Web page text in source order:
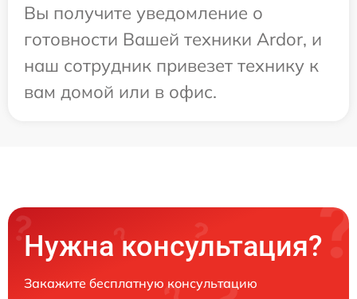
Вы получите уведомление о
готовности Вашей техники Ardor, и
наш сотрудник привезет технику к
вам домой или в офис.
Нужна консультация?
Закажите бесплатную консультацию